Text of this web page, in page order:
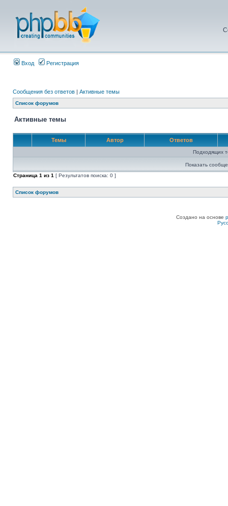
Вход Регистрация
Сообщения без ответов | Активные темы
Список форумов
Активные темы
Темы Автор Ответов
Подходящих
Показать
Страница 1 из 1 [ Результатов поиска: 0 ]
Список форумов
Создано на основе